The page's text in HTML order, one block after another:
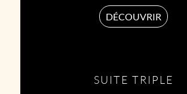
DÉCOUVRIR
SUITE TRIPLE